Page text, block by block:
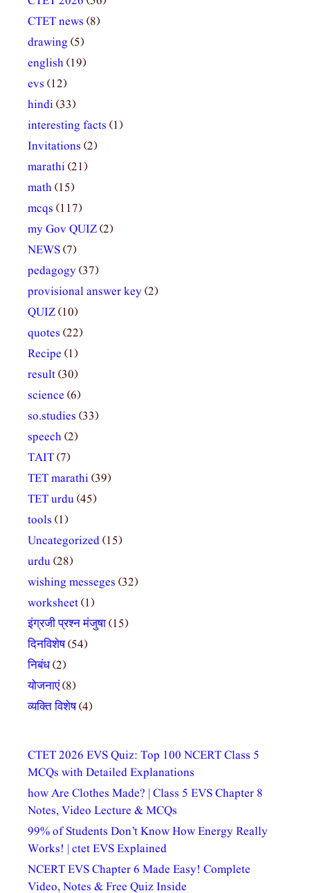
CTET news (8)
drawing (5)
english(19)
evs (12)
hindi(33)
interesting facts (1)
Invitations (2)
marathi(21)
math(15)
mcqs (117)
my Gov QUIZ(2)
NEWS(7)
pedagogy(37)
provisional answer key(2)
QUIZ(10)
quotes (22)
Recipe (1)
result(30)
science (6)
so.studies (33)
speech(2)
TAIT(7)
TET marathi(39)
TET urdu(45)
tools (1)
Uncategorized(15)
urdu(28)
wishing messeges (32)
worksheet(1)
इंग्रजी प्रश्न मंजुषा(15)
दिनविशेष(54)
निबंध(2)
योजनाएं(8)
व्यक्ति विशेष(4)
CTET 2026 EVS Quiz: Top 100 NCERT Class 5
MCQs with Detailed Explanations
how Are Clothes Made? | Class 5 EVS Chapter 8
Notes, Video Lecture & MCQs
99% of Students Don’t Know How Energy Really
Works! | ctet EVS Explained
NCERT EVS Chapter 6 Made Easy! Complete
Video, Notes & Free Quiz Inside